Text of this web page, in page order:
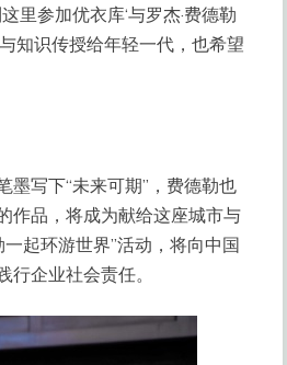
里参加优衣库‘与罗杰·费德勒
知识传授给年轻一代，也希望
写下“未来可期”，费德勒也
作品，将成为献给这座城市与
起环游世界”活动，将向中国
企业社会责任。